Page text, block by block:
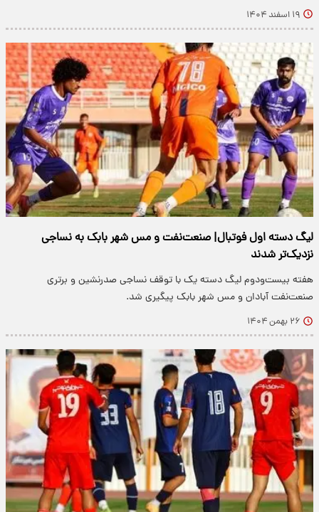
۱۹ اسفند ۱۴۰۴
لیگ دسته اول فوتبال| صنعت‌نفت و مس شهر بابک به نساجی
نزدیک‌تر شدند
هفته بیست‌ودوم لیگ دسته یک با توقف نساجی صدرنشین و برتری
صنعت‌نفت آبادان و مس شهر بابک پیگیری شد.
۲۶ بهمن ۱۴۰۴